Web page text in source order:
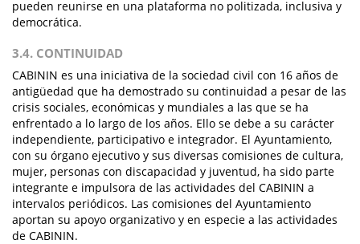
pueden reunirse en una plataforma no politizada, inclusiva y
democrática.
3.4. CONTINUIDAD
CABININ es una iniciativa de la sociedad civil con 16 años de
antigüedad que ha demostrado su continuidad a pesar de las
crisis sociales, económicas y mundiales a las que se ha
enfrentado a lo largo de los años. Ello se debe a su carácter
independiente, participativo e integrador. El Ayuntamiento,
con su órgano ejecutivo y sus diversas comisiones de cultura,
mujer, personas con discapacidad y juventud, ha sido parte
integrante e impulsora de las actividades del CABININ a
intervalos periódicos. Las comisiones del Ayuntamiento
aportan su apoyo organizativo y en especie a las actividades
de CABININ.